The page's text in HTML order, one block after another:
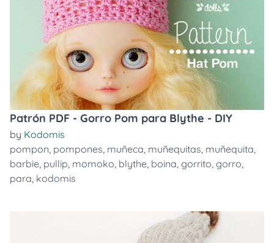
Patrón PDF - Gorro Pom para Blythe - DIY
by Kodomis
pompon, pompones, muñeca, muñequitas, muñequita,
barbie, pullip, momoko, blythe, boina, gorrito, gorro,
para, kodomis